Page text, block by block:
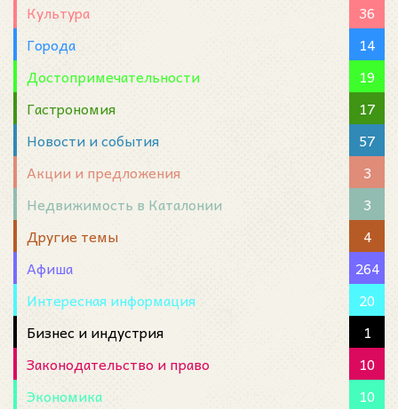
Культура
36
Города
14
Достопримечательности
19
Гастрономия
17
Новости и события
57
Акции и предложения
3
Недвижимость в Каталонии
3
Другие темы
4
Афиша
264
Интересная информация
20
Бизнес и индустрия
1
Законодательство и право
10
Экономика
10